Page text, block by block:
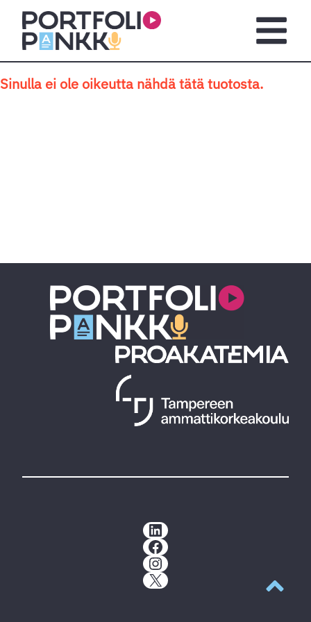
Siirry sisältöön
Sinulla ei ole oikeutta nähdä tätä tuotosta.
LinkedIn
Facebook
Instagram
X
Takaisin